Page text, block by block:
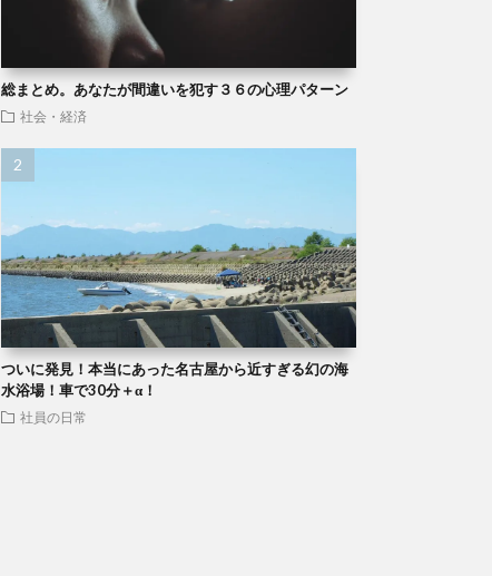
総まとめ。あなたが間違いを犯す３６の心理パターン
社会・経済
ついに発見！本当にあった名古屋から近すぎる幻の海
水浴場！車で30分＋α！
社員の日常